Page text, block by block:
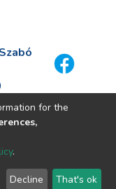
for the
.
Decline That's ok